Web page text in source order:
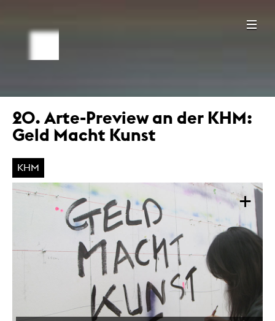
20. Arte-Preview an der KHM:
Geld Macht Kunst
KHM
+